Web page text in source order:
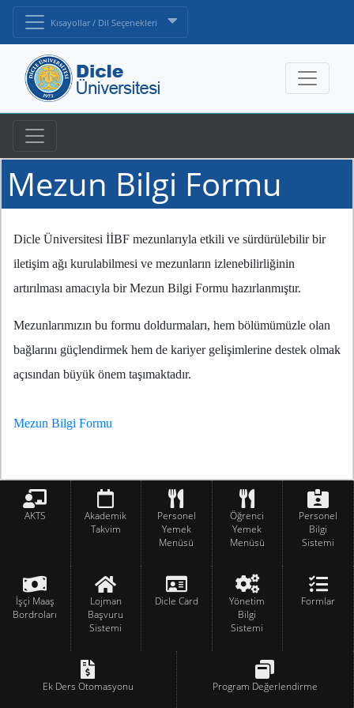
Kısayollar / Dil Seçenekleri
Mezun Bilgi Formu
Dicle Üniversitesi İİBF mezunlarıyla etkili ve sürdürülebilir bir
iletişim ağı kurulabilmesi ve mezunların izlenebilirliğinin
artırılması amacıyla bir Mezun Bilgi Formu hazırlanmıştır.
Mezunlarımızın bu formu doldurmaları, hem bölümümüzle olan
bağlarını güçlendirmek hem de kariyer gelişimlerine destek olmak
açısından büyük önem taşımaktadır.
Mezun Bilgi Formu
AKTS
Akademik
Takvim
Personel
Yemek
Menüsü
Öğrenci
Yemek
Menüsü
Personel
Bilgi
Sistemi
İşçi Maaş
Bordroları
Lojman
Başvuru
Sistemi
Dicle Card
Yönetim
Bilgi
Sistemi
Formlar
Ek Ders Otomasyonu Program Değerlendirme